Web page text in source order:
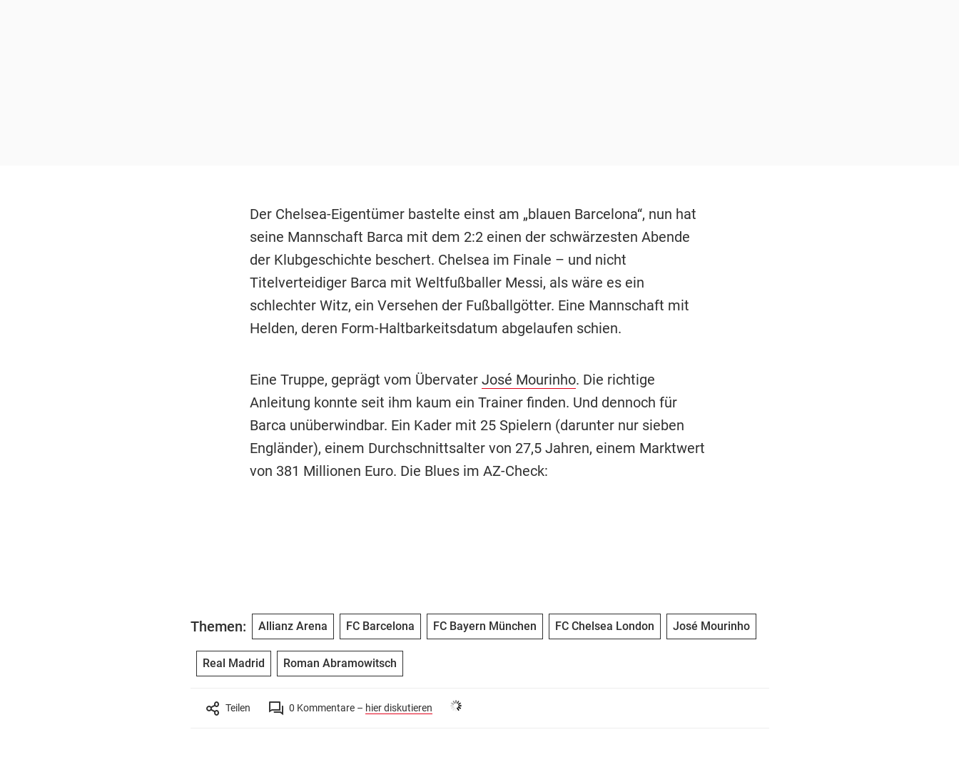
Der Chelsea-Eigentümer bastelte einst am „blauen Barcelona“, nun hat
seine Mannschaft Barca mit dem 2:2 einen der schwärzesten Abende
der Klubgeschichte beschert. Chelsea im Finale – und nicht
Titelverteidiger Barca mit Weltfußballer Messi, als wäre es ein
schlechter Witz, ein Versehen der Fußballgötter. Eine Mannschaft mit
Helden, deren Form-Haltbarkeitsdatum abgelaufen schien.
Eine Truppe, geprägt vom Übervater José Mourinho. Die richtige
Anleitung konnte seit ihm kaum ein Trainer finden. Und dennoch für
Barca unüberwindbar. Ein Kader mit 25 Spielern (darunter nur sieben
Engländer), einem Durchschnittsalter von 27,5 Jahren, einem Marktwert
von 381 Millionen Euro. Die Blues im AZ-Check:
Themen: Allianz Arena FC Barcelona FC Bayern München FC Chelsea London José Mourinho
Real Madrid Roman Abramowitsch
Teilen 0 Kommentare – hier diskutieren